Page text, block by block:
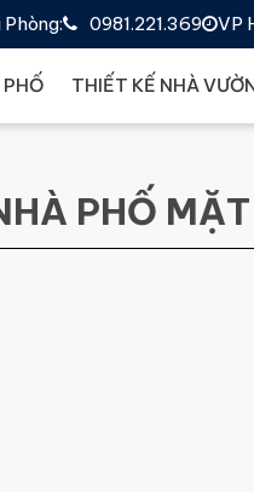
VP
0981.221.369
THIẾT KẾ NHÀ
PHỐ